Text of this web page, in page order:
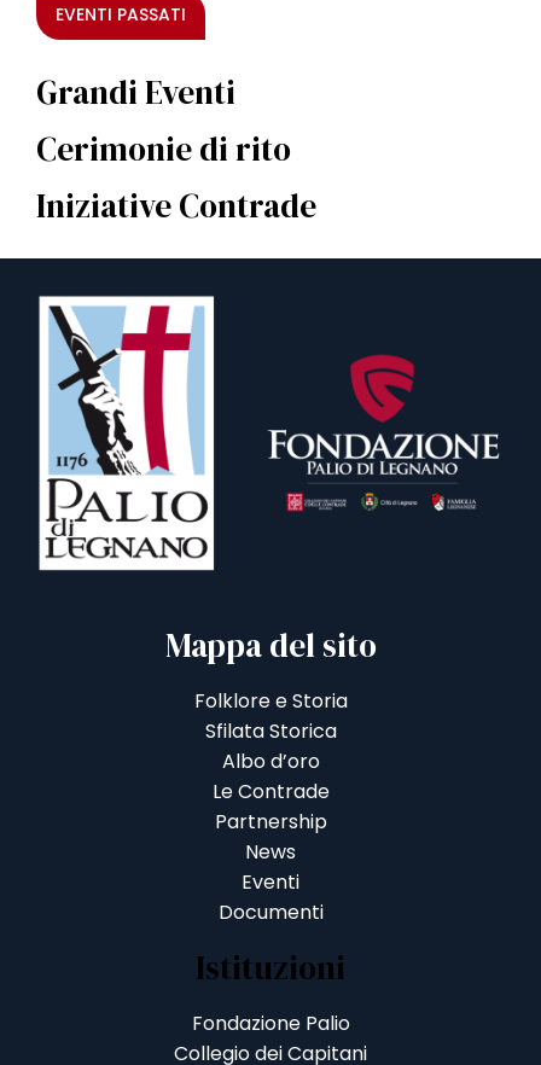
EVENTI PASSATI
Grandi Eventi
Cerimonie di rito
Iniziative Contrade
Mappa del sito
Folklore e Storia
Sfilata Storica
Albo d’oro
Le Contrade
Partnership
News
Eventi
Documenti
Istituzioni
Fondazione Palio
Collegio dei Capitani